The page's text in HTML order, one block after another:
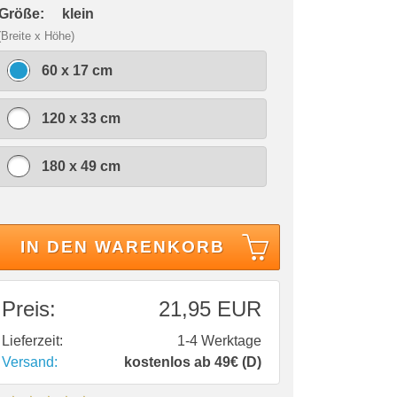
klein
x Höhe)
60 x 17 cm
120 x 33 cm
180 x 49 cm
IN DEN WARENKORB
Preis: 21,95 EUR
Lieferzeit:
1-4 Werktage
Versand:
kostenlos ab 49€ (D)